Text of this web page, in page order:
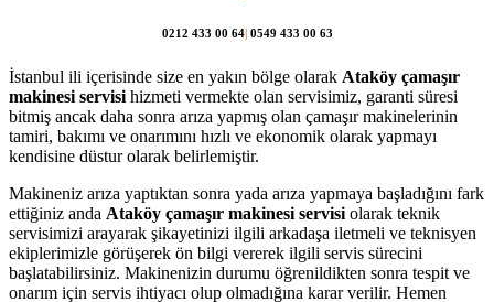
0212 433 00 64|0549 433 00 63
İstanbul ili içerisinde size en yakın bölge olarak Ataköy çamaşır
makinesi servisi hizmeti vermekte olan servisimiz, garanti süresi
bitmiş ancak daha sonra arıza yapmış olan çamaşır makinelerinin
tamiri, bakımı ve onarımını hızlı ve ekonomik olarak yapmayı
kendisine düstur olarak belirlemiştir.
Makineniz arıza yaptıktan sonra yada arıza yapmaya başladığını fark
ettiğiniz anda Ataköy çamaşır makinesi servisi olarak teknik
servisimizi arayarak şikayetinizi ilgili arkadaşa iletmeli ve teknisyen
ekiplerimizle görüşerek ön bilgi vererek ilgili servis sürecini
başlatabilirsiniz. Makinenizin durumu öğrenildikten sonra tespit ve
onarım için servis ihtiyacı olup olmadığına karar verilir. Hemen